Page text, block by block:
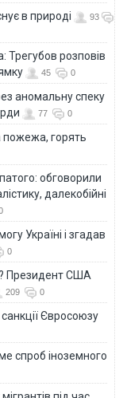
в природі
93
Трегубов розповів
45 0
аномальну спеку
77 0
пожежа, горять
обговорили
далекобійні
Україні і згадав
0
Президент США
209 0
Євросоюзу
спроб іноземного